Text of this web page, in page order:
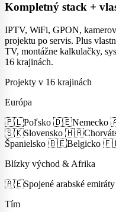
Kompletný stack +
IPTV, WiFi, GPON,
projektu po servis. Plus
TV, montážne kalkulačky,
16 krajinách.
Projekty v 16 krajinách
Európa
🇵🇱Poľsko 🇩🇪Nemecko
🇸🇰Slovensko 🇭🇷
Španielsko 🇧🇪Belgicko
Blízky východ & Afrika
🇦🇪Spojené arabské emiráty
Tím